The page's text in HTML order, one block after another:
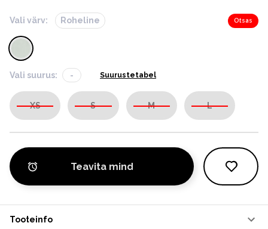
Vali värv: Roheline Otsas
Vali suurus: - Suurustetabel
XS S M L
Teavita mind
Tooteinfo